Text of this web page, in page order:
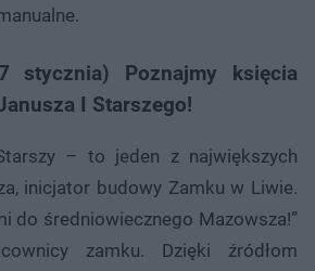
Poznajmy księcia
I Starszego!
– to jeden z największych
inicjator budowy Zamku w Liwie.
do średniowiecznego Mazowsza!”
zamku. Dzięki źródłom